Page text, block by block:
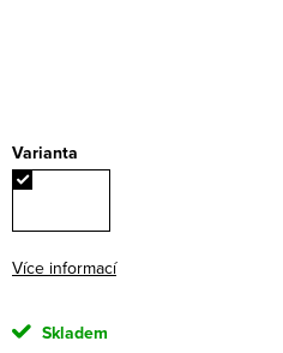
Varianta
Více informací
Skladem